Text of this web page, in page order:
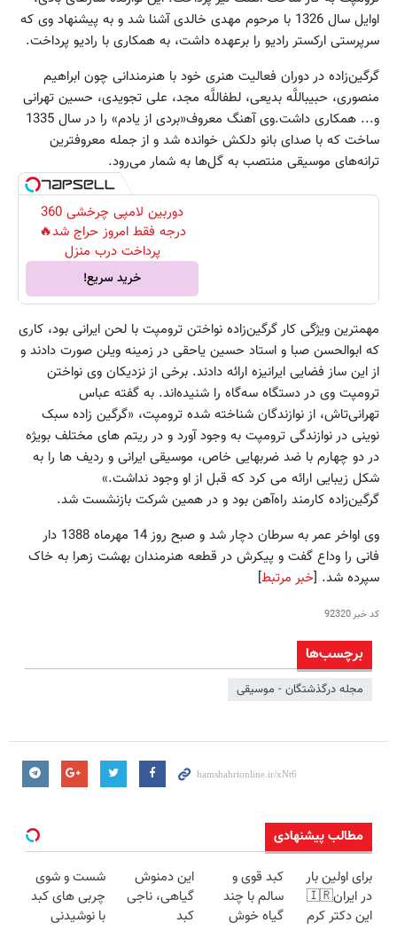
اوایل سال 1326 با مرحوم مهدى خالدى آشنا شد و به پیشنهاد وی که
سرپرستی ارکستر رادیو را برعهده داشت، به همکارى با رادیو پرداخت.
گرگین‌زاده در دوران فعالیت هنری خود با هنرمندانی چون ابراهیم‏
منصورى، حبیب‏اللَّه بدیعى، لطف‏اللَّه مجد، على تجویدى، حسین تهرانى
و... همکاری داشت.وی آهنگ معروف«بردی از یادم» را در سال 1335
ساخت که با صدای بانو دلکش خوانده شد و از جمله معروفترین
ترانه‌های موسیقی منتصب به گل‌ها به شمار می‌رود.
دوربین لامپی چرخشی 360
درجه فقط امروز حراج شد🔥
پرداخت درب منزل
خرید سریع!
مهمترین ویژگی‌ کار گرگین‌زاده نواختن ترومپت با لحن ایرانی بود، کاری
که ابوالحسن صبا و استاد حسین یاحقی در زمینه ویلن صورت دادند و
از این ساز فضایی ایرانیزه ارائه دادند. برخی از نزدیکان وی نواختن
ترومپت وی در دستگاه سه‌گاه را شنیده‌اند. به گفته عباس
تهرانی‌تاش، از نوازندگان شناخته شده ترومپت، «گرگین زاده سبک
نوینی در نوازندگی ترومپت به وجود آورد و در ریتم های مختلف بویژه
در دو چهارم با ضد ضربهایی خاص، موسیقی ایرانی و ردیف ها را به
شکل زیبایی ارائه می کرد که قبل از او وجود نداشت.»
گرگین‌زاده کارمند راه‌آهن بود و در همین شرکت بازنشست شد.
وی اواخر عمر به سرطان دچار شد و صبح روز 14 مهرماه 1388 دار
فانی را وداع گفت و پیکرش در قطعه هنرمندان بهشت زهرا به خاک
سپرده شد. [خبر مرتبط]
کد خبر92320
برچسب‌ها
مجله درگذشتگان - موسیقی
مطالب پیشنهادی
برای اولین بار
در ایران🇮🇷
این دکتر کرم
کبد قوی و
سالم با چند
گیاه خوش
این دمنوش
گیاهی، ناجی
کبد
شست و شوی
چربی های کبد
با نوشیدنی